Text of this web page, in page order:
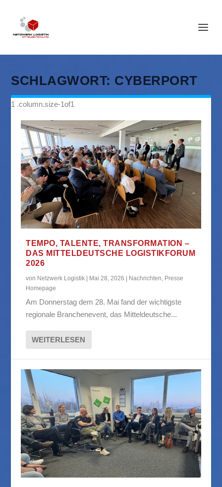
SCHLAGWORT: CYBERPORT
TEMPO, TALENTE, TRANSFORMATION –
DAS MITTELDEUTSCHE LOGISTIKFORUM
2026
von Netzwerk Logistik | Mai 28, 2026 | Nachrichten Presse
Homepage
Am Donnerstag dem 28. Mai fand der wichtigste
regionale Branchenevent, das Mitteldeutsche...
WEITERLESEN